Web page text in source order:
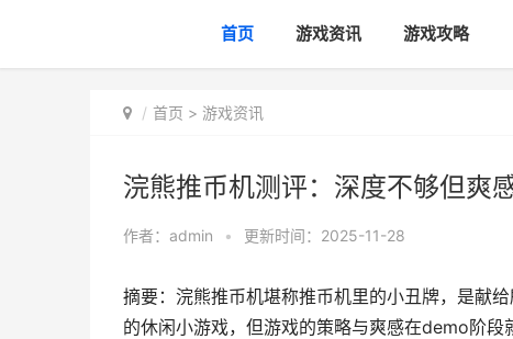
首页 游戏资讯 游戏攻略
首页 > 游戏资讯
浣熊推币机测评：深度不够但爽
作者： admin • 更新时间：2025-11-28
摘要：浣熊推币机堪称推币机里的小丑牌，是献
的休闲小游戏，但游戏的策略与爽感在demo阶